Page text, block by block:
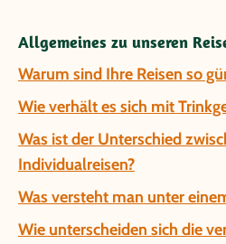
Allgemeines zu unseren
Warum sind Ihre Reisen so
Wie verhält es sich mit
Was ist der Unterschied
Individualreisen?
Was versteht man unter
Wie unterscheiden sich die